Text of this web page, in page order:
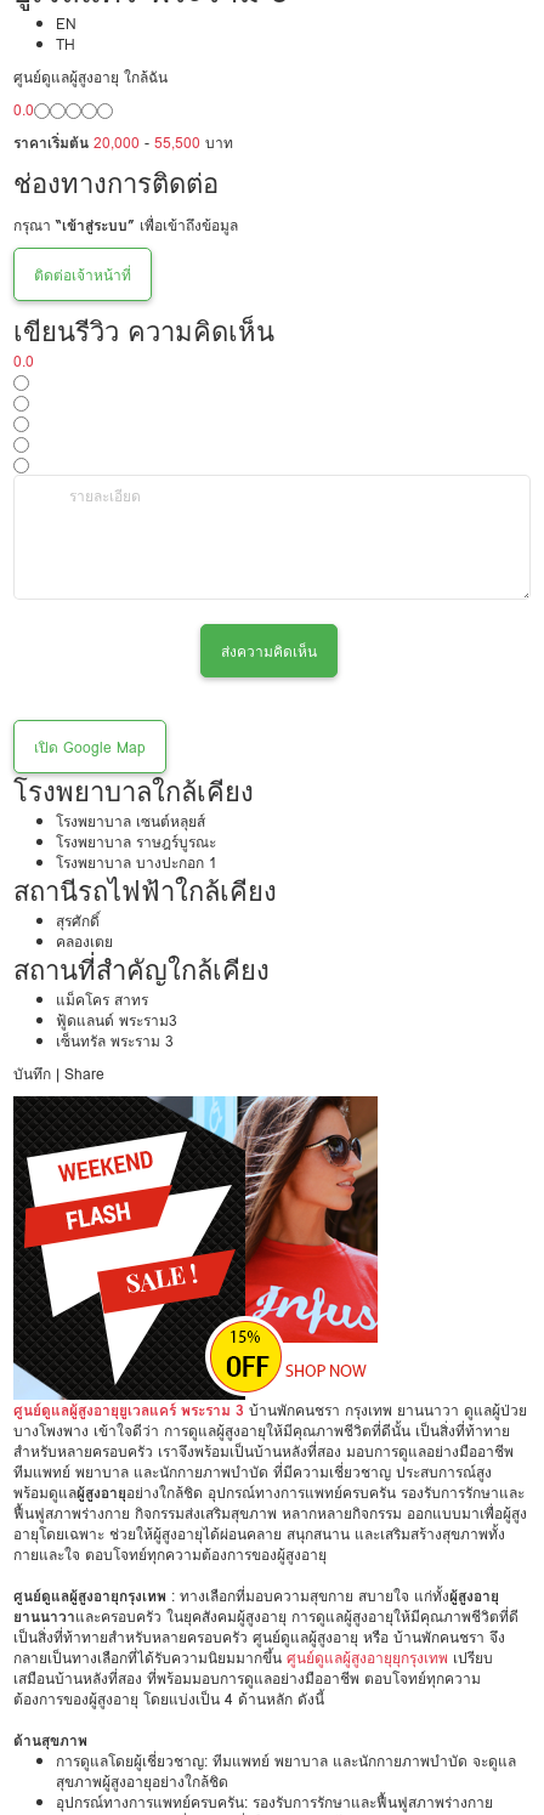
EN
TH
ศูนย์ดูแลผู้สูงอายุ ใกล้ฉัน
0.0
ราคาเริ่มต้น 20,000 -55,500 บาท
ช่องทางการติดต่อ
กรุณา“เข้าสู่ระบบ” เพื่อเข้าถึงข้อมูล
ติดต่อเจ้าหน้าที่
เขียนรีวิว ความคิดเห็น
0.0
ส่งความคิดเห็น
เปิด Google Map
โรงพยาบาลใกล้เคียง
โรงพยาบาล เซนต์หลุยส์
โรงพยาบาล ราษฎร์บูรณะ
โรงพยาบาล บางปะกอก 1
สถานีรถไฟฟ้าใกล้เคียง
สุรศักดิ์
คลองเตย
สถานที่สำคัญใกล้เคียง
แม็คโคร สาทร
ฟู้ดแลนด์ พระราม3
เซ็นทรัล พระราม 3
บันทึก | Share
ศูนย์ดูแลผู้สูงอายุยูเวลแคร์ พระราม 3บ้านพักคนชรา กรุงเทพ ยานนาวา ดูแลผู้ป่วย
บางโพงพาง เข้าใจดีว่า การดูแลผู้สูงอายุให้มีคุณภาพชีวิตที่ดีนั้น เป็นสิ่งที่ท้าทาย
สำหรับหลายครอบครัว เราจึงพร้อมเป็นบ้านหลังที่สอง มอบการดูแลอย่างมืออาชีพ
ทีมแพทย์ พยาบาล และนักกายภาพบำบัด ที่มีความเชี่ยวชาญ ประสบการณ์สูง
พร้อมดูแลผู้สูงอายุอย่างใกล้ชิด อุปกรณ์ทางการแพทย์ครบครัน รองรับการรักษาและ
ฟื้นฟูสภาพร่างกาย กิจกรรมส่งเสริมสุขภาพ หลากหลายกิจกรรม ออกแบบมาเพื่อผู้สูง
อายุโดยเฉพาะ ช่วยให้ผู้สูงอายุได้ผ่อนคลาย สนุกสนาน และเสริมสร้างสุขภาพทั้ง
กายและใจ ตอบโจทย์ทุกความต้องการของผู้สูงอายุ
ศูนย์ดูแลผู้สูงอายุกรุงเทพ : ทางเลือกที่มอบความสุขกาย สบายใจ แก่ทั้งผู้สูงอายุ
ยานนาวาและครอบครัว ในยุคสังคมผู้สูงอายุ การดูแลผู้สูงอายุให้มีคุณภาพชีวิตที่ดี
เป็นสิ่งที่ท้าทายสำหรับหลายครอบครัว ศูนย์ดูแลผู้สูงอายุ หรือ บ้านพักคนชรา จึง
กลายเป็นทางเลือกที่ได้รับความนิยมมากขึ้นศูนย์ดูแลผู้สูงอายุยุกรุงเทพ เปรียบ
เสมือนบ้านหลังที่สอง ที่พร้อมมอบการดูแลอย่างมืออาชีพ ตอบโจทย์ทุกความ
ต้องการของผู้สูงอายุ โดยแบ่งเป็น 4 ด้านหลัก ดังนี้
ด้านสุขภาพ
การดูแลโดยผู้เชี่ยวชาญ: ทีมแพทย์ พยาบาล และนักกายภาพบำบัด จะดูแล
สุขภาพผู้สูงอายุอย่างใกล้ชิด
อุปกรณ์ทางการแพทย์ครบครัน: รองรับการรักษาและฟื้นฟูสภาพร่างกาย